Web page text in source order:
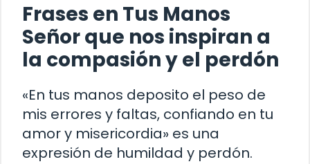
Frases en Tus Manos
Señor que nos inspiran a
la compasión y el perdón
«En tus manos deposito el peso de
mis errores y faltas, confiando en tu
amor y misericordia» es una
expresión de humildad y perdón.